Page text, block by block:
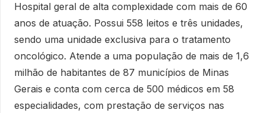
Hospital geral de alta complexidade com mais de 60
anos de atuação. Possui 558 leitos e três unidades,
sendo uma unidade exclusiva para o tratamento
oncológico. Atende a uma população de mais de 1,6
milhão de habitantes de 87 municípios de Minas
Gerais e conta com cerca de 500 médicos em 58
especialidades, com prestação de serviços nas